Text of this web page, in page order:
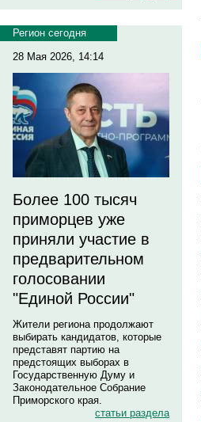
Регион сегодня
28 Мая 2026, 14:14
Более 100 тысяч
приморцев уже
приняли участие в
предварительном
голосовании
"Единой России"
Жители региона продолжают
выбирать кандидатов, которые
представят партию на
предстоящих выборах в
Государственную Думу и
Законодательное Собрание
Приморского края.
статьи раздела